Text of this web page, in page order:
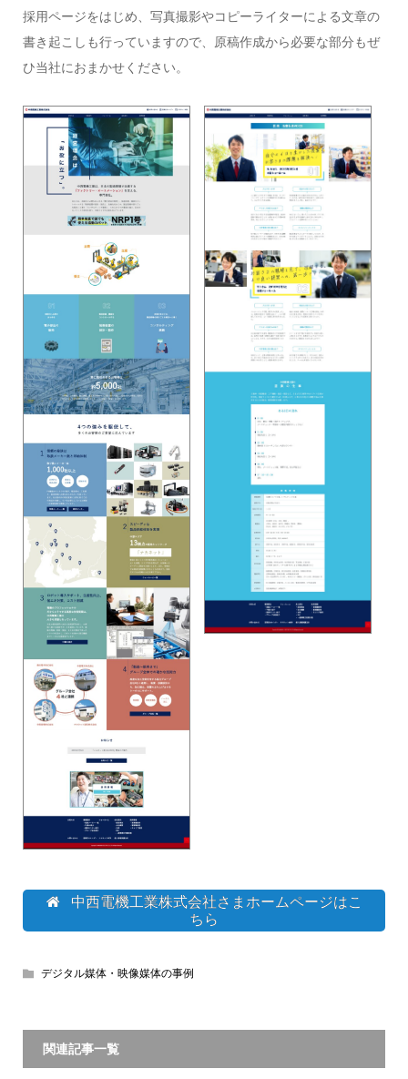
採用ページをはじめ、写真撮影やコピーライターによる文章の
書き起こしも行っていますので、原稿作成から必要な部分もぜ
ひ当社におまかせください。
中西電機工業株式会社さまホームページはこ
ちら
デジタル媒体・映像媒体の事例
関連記事一覧